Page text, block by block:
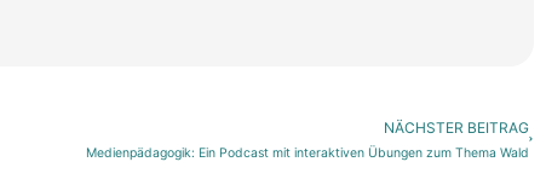
NÄCHSTER BEITRAG
Medienpädagogik: Ein Podcast mit interaktiven Übungen zum Thema Wald